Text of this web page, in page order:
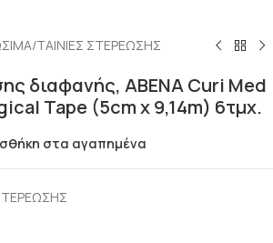
/ΤΑΙΝΙΕΣ ΣΤΕΡΕΩΣΗΣ
διαφανής, ABENA Curi Med
Tape (5cm x 9,14m) 6τμχ.
στα αγαπημένα